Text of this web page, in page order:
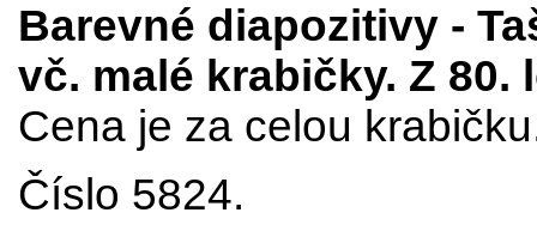
Barevné diapozitivy -
vč. malé krabičky. Z 80.
Cena je za celou
Číslo 5824.